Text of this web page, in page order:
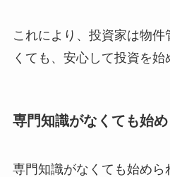
これにより、投資家は物
くても、安心して投資を始
専門知識がなくても始
専門知識がなくても始めら